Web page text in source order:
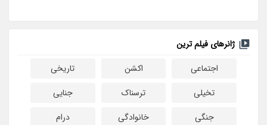
ژانرهای فیلم ترین
اجتماعی
اکشن
تاریخی
تخیلی
ترسناک
جنایی
جنگی
خانوادگی
درام